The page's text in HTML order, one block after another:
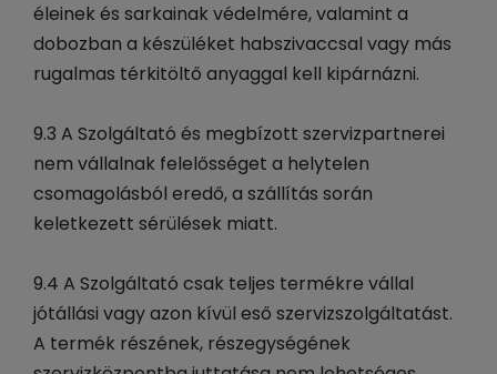
éleinek és sarkainak védelmére, valamint a
dobozban a készüléket habszivaccsal vagy más
rugalmas térkitöltő anyaggal kell kipárnázni.
9.3 A Szolgáltató és megbízott szervizpartnerei
nem vállalnak felelősséget a helytelen
csomagolásból eredő, a szállítás során
keletkezett sérülések miatt.
9.4 A Szolgáltató csak teljes termékre vállal
jótállási vagy azon kívül eső szervizszolgáltatást.
A termék részének, részegységének